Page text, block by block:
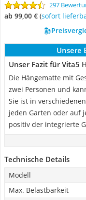
297
ab 99,00 € ( Sofort
Unsere
Unser Fazit für Vita5
Die Hängematte mit
zwei Personen und
Sie ist in
jeden Garten oder auf
positiv der integrierte
Technische Details
Modell
Max. Belastbarkeit